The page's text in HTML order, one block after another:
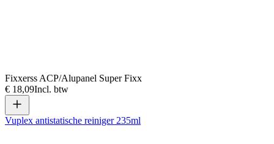
Fixxerss ACP/Alupanel Super Fixx
€ 18,09Incl. btw
Vuplex antistatische reiniger 235ml